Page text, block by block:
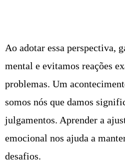
Ao adotar essa perspectiva,
mental e evitamos reações
problemas. Um
somos nós que damos
julgamentos. Aprender a
emocional nos ajuda a
desafios.